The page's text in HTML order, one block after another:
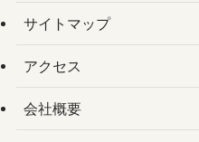
サイトマップ
アクセス
会社概要